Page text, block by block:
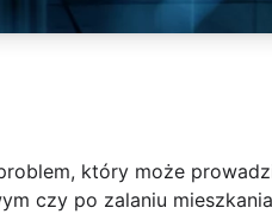
który może
czy po zalaniu